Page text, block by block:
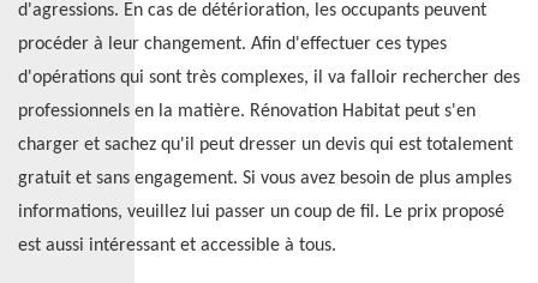
d'agressions. En cas de détérioration, les occupants peuvent
procéder à leur changement. Afin d'effectuer ces types
d'opérations qui sont très complexes, il va falloir rechercher des
professionnels en la matière. Rénovation Habitat peut s'en
charger et sachez qu'il peut dresser un devis qui est totalement
gratuit et sans engagement. Si vous avez besoin de plus amples
informations, veuillez lui passer un coup de fil. Le prix proposé
est aussi intéressant et accessible à tous.